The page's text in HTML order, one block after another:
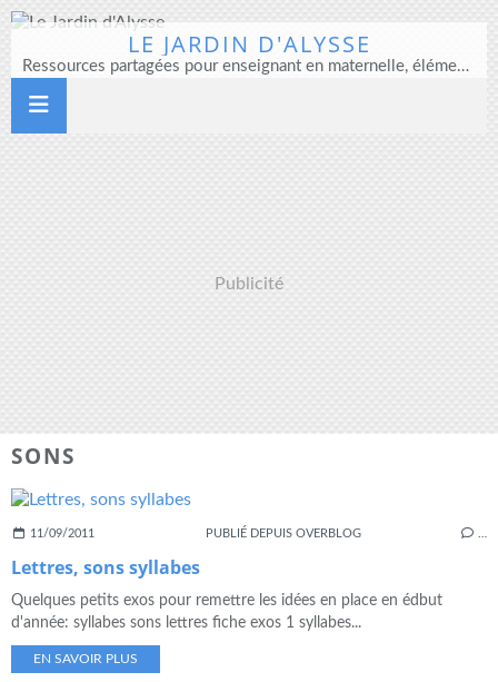
LE JARDIN D'ALYSSE
Ressources partagées pour enseignant en maternelle, élémentaire et direction d'école
Publicité
SONS
11/09/2011 PUBLIÉ DEPUIS OVERBLOG
Lettres, sons syllabes
Quelques petits exos pour remettre les idées en place en édbut
d'année: syllabes sons lettres fiche exos 1 syllabes...
EN SAVOIR PLUS